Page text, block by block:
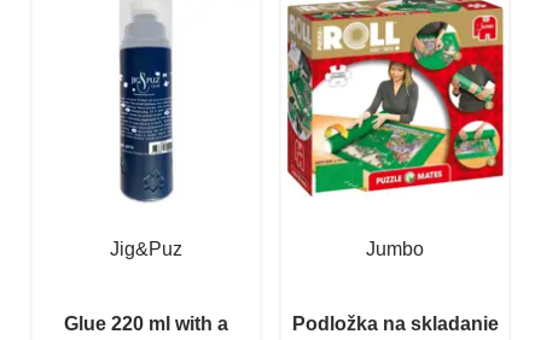
Jig&Puz
Glue 220 ml with a
Jumbo
Podložka na skladanie